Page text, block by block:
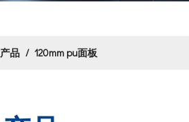
产品 / 120mm pu面板